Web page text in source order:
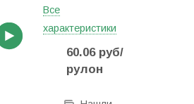
Все
характеристики
60.06руб/
рулон